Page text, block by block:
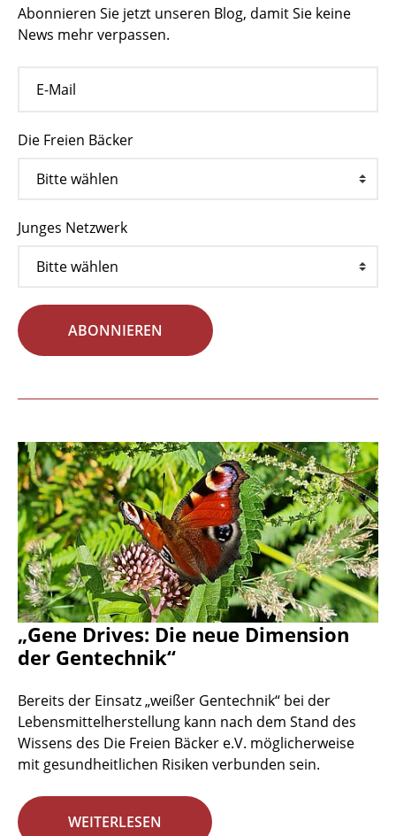
Abonnieren Sie jetzt unseren Blog, damit Sie keine
News mehr verpassen.
Die Freien Bäcker
Junges Netzwerk
ABONNIEREN
„Gene Drives: Die neue Dimension
der Gentechnik“
Bereits der Einsatz „weißer Gentechnik“ bei der
Lebensmittelherstellung kann nach dem Stand des
Wissens des Die Freien Bäcker e.V. möglicherweise
mit gesundheitlichen Risiken verbunden sein.
WEITERLESEN